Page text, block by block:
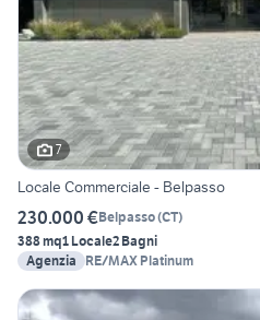
7
Locale Commerciale - Belpasso
230.000 €Belpasso(CT)
388 mq1 Locale2 Bagni
Agenzia
RE/MAX Platinum